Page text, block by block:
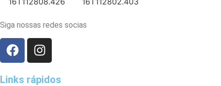
Siga nossas redes socias
Links rápidos